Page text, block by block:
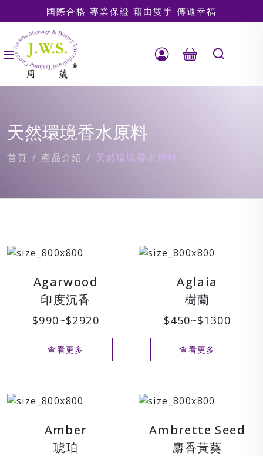
國際合格 專業保證 藉由雙手 傳遞幸福
天然環境香水原料
首頁 產品介紹 天然環境香水原料
Agarwood
印度沉香
$990~$2920
查看更多
Aglaia
樹蘭
$450~$1300
查看更多
Amber
琥珀
Ambrette Seed
麝香黃葵